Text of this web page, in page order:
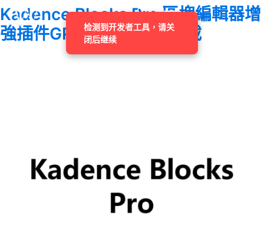
Kadence Blocks Pro 區塊編輯器增
強插件GPL 授權破解版下載
检测到开发者工具，请关
闭后继续